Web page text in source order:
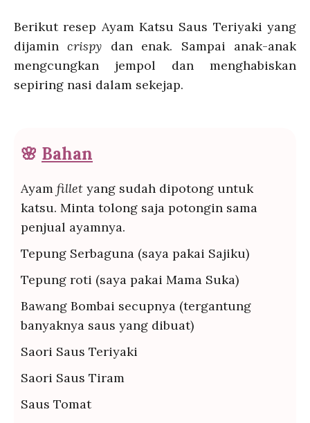
Berikut resep Ayam Katsu Saus Teriyaki yang
dijamincrispy dan enak. Sampai anak-anak
mengcungkan jempol dan menghabiskan
sepiring nasi dalam sekejap.
🌸 Bahan
Ayam fillet yang sudah dipotong untuk
katsu. Minta tolong saja potongin sama
penjual ayamnya.
Tepung Serbaguna (saya pakai Sajiku)
Tepung roti (saya pakai Mama Suka)
Bawang Bombai secupnya (tergantung
banyaknya saus yang dibuat)
Saori Saus Teriyaki
Saori Saus Tiram
Saus Tomat